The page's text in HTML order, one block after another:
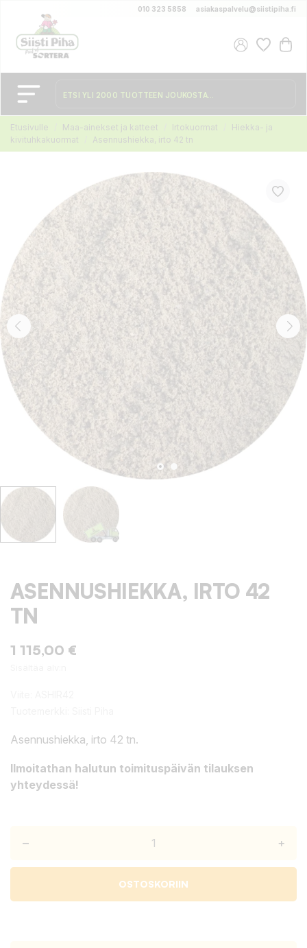
010 323 5858 asiakaspalvelu@siistipiha.fi
Etusivulle Maa-ainekset ja katteet Irtokuormat
Hiekka- ja
kivituhkakuormat
Asennushiekka, irto 42 tn
ASENNUSHIEKKA, IRTO 42
TN
1 115,00 €
Asennushiekka, irto 42 tn.
Ilmoitathan halutun toimituspäivän tilauksen
yhteydessä!
– +
OSTOSKORIIN